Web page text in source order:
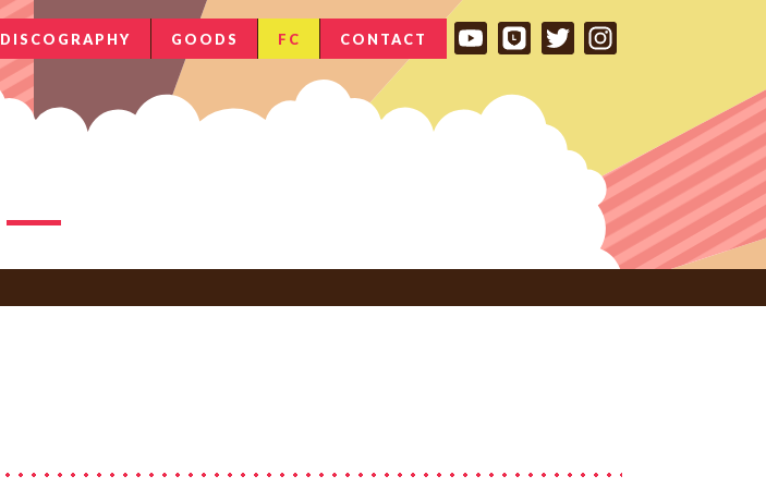
DISCOGRAPHY GOODS FC CONTACT